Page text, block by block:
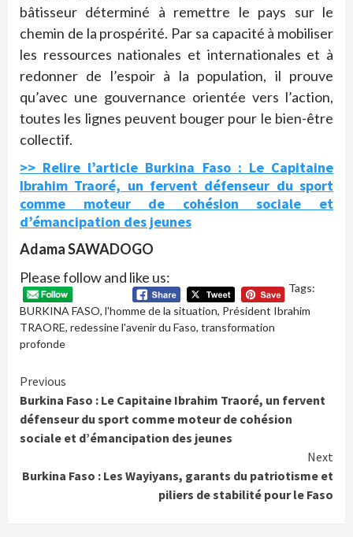
bâtisseur déterminé à remettre le pays sur le
chemin de la prospérité. Par sa capacité à mobiliser
les ressources nationales et internationales et à
redonner de l’espoir à la population, il prouve
qu’avec une gouvernance orientée vers l’action,
toutes les lignes peuvent bouger pour le bien-être
collectif.
>> Relire l’article Burkina Faso : Le Capitaine
Ibrahim Traoré, un fervent défenseur du sport
comme moteur de cohésion sociale et
d’émancipation des jeunes
Adama SAWADOGO
Please follow and like us:
Tags:
BURKINA FASO, l'homme de la situation, Président Ibrahim
TRAORE, redessine l'avenir du Faso, transformation
profonde
Continue
Reading
Previous
Burkina Faso : Le Capitaine Ibrahim Traoré, un fervent
défenseur du sport comme moteur de cohésion
sociale et d’émancipation des jeunes
Next
Burkina Faso : Les Wayiyans, garants du patriotisme et
piliers de stabilité pour le Faso